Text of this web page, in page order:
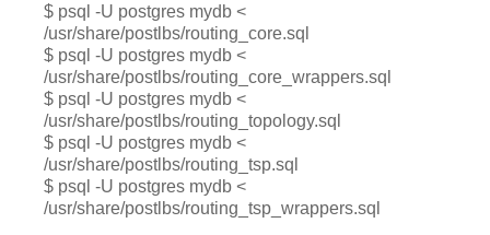
$ psql -U postgres mydb <
/usr/share/postlbs/routing_core.sql
$ psql -U postgres mydb <
/usr/share/postlbs/routing_core_wrappers.sql
$ psql -U postgres mydb <
/usr/share/postlbs/routing_topology.sql
$ psql -U postgres mydb <
/usr/share/postlbs/routing_tsp.sql
$ psql -U postgres mydb <
/usr/share/postlbs/routing_tsp_wrappers.sql